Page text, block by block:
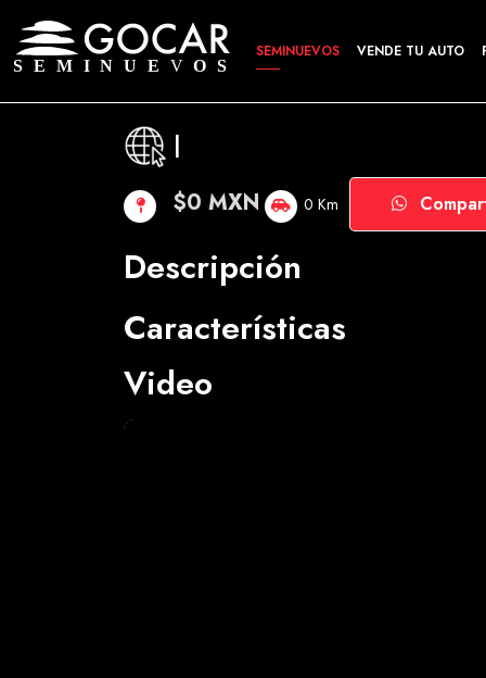
SEMINUEVOS VENDE TU AUTO
|
$0 MXN
0 Km
Descripción
Características
Video